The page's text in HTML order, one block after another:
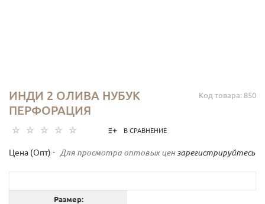
Код товара: 850
ИНДИ 2 ОЛИВА НУБУК
ПЕРФОРАЦИЯ
В СРАВНЕНИЕ
Цена (Опт) - Для просмотра оптовых цен зарегистрируйтесь
Размер: